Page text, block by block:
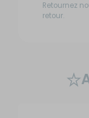
Retournez
retour.